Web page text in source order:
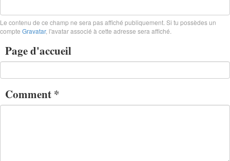
Le contenu de ce champ ne sera pas affiché publiquement. Si tu possèdes un
compte Gravatar, l'avatar associé à cette adresse sera affiché.
Page d'accueil
Comment *